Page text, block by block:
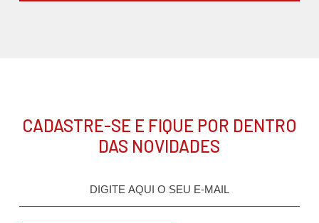
CADASTRE-SE E FIQUE POR DENTRO
DAS NOVIDADES